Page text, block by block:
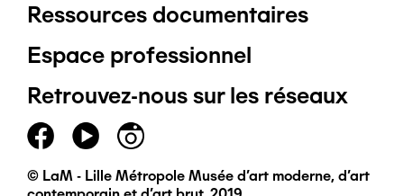
Pied
de
page
principal
Ressources documentaires
Espace professionnel
Retrouvez-nous sur les réseaux
© LaM - Lille Métropole Musée d'art moderne, d'art